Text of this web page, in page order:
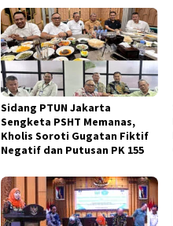
Sidang PTUN Jakarta
Sengketa PSHT Memanas,
Kholis Soroti Gugatan Fiktif
Negatif dan Putusan PK 155